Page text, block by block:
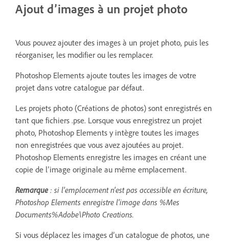
Ajout d’images à un projet photo
Vous pouvez ajouter des images à un projet photo, puis les
réorganiser, les modifier ou les remplacer.
Photoshop Elements ajoute toutes les images de votre
projet dans votre catalogue par défaut.
Les projets photo (Créations de photos) sont enregistrés en
tant que fichiers .pse. Lorsque vous enregistrez un projet
photo, Photoshop Elements y intègre toutes les images
non enregistrées que vous avez ajoutées au projet.
Photoshop Elements enregistre les images en créant une
copie de l’image originale au même emplacement.
Remarque: si l'emplacement n'est pas accessible en écriture,
Photoshop Elements enregistre l'image dans %Mes
Documents%Adobe\Photo Creations.
Si vous déplacez les images d’un catalogue de photos, une